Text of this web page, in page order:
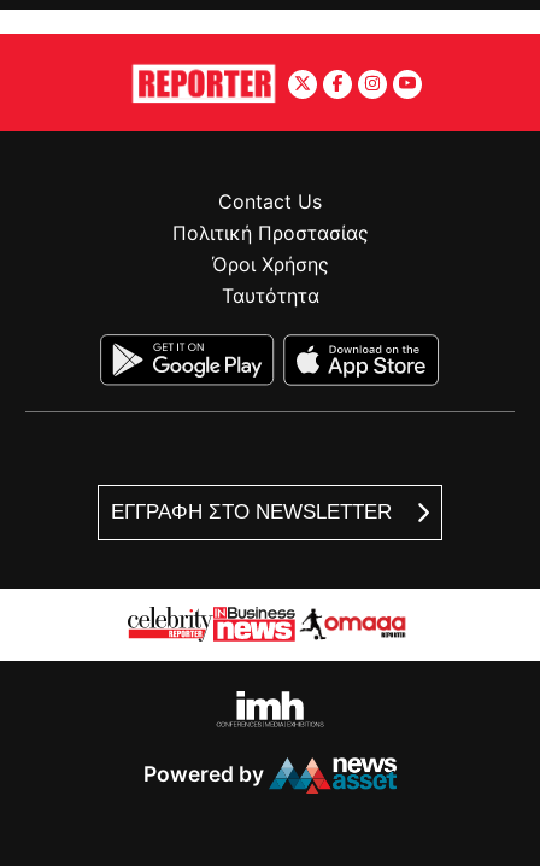
ΕΓΓΡΑΦΗ ΣΤΟ NEWSLETTER
Contact Us
Πολιτική Προστασίας
Όροι Χρήσης
Ταυτότητα
Powered by